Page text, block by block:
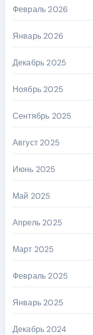
Февраль 2026
Январь 2026
Декабрь 2025
Ноябрь 2025
Сентябрь 2025
Август 2025
Июнь 2025
Май 2025
Апрель 2025
Март 2025
Февраль 2025
Январь 2025
Декабрь 2024